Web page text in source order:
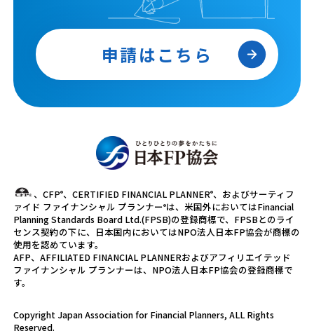
申請はこちら
2級・3級FP技能検定の
、CFP®、CERTIFIED FINANCIAL PLANNER®、およびサーティフ
ァイド ファイナンシャル プランナー®は、米国外においてはFinancial
Planning Standards Board Ltd.(FPSB)の登録商標で、FPSBとのライ
センス契約の下に、日本国内においてはNPO法人日本FP協会が商標の
使用を認めています。
AFP、AFFILIATED FINANCIAL PLANNERおよびアフィリエイテッド
ファイナンシャル プランナーは、NPO法人日本FP協会の登録商標で
す。
Copyright Japan Association for Financial Planners, ALL Rights
Reserved.